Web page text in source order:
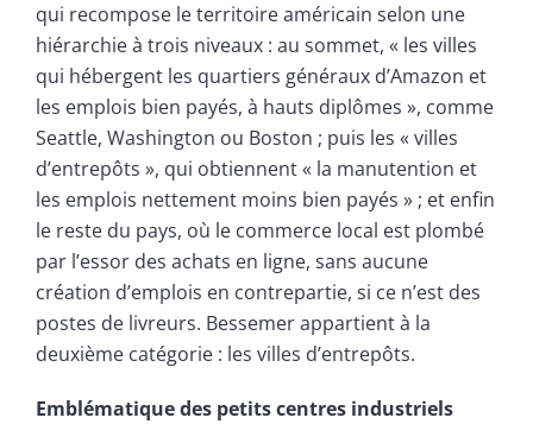
qui recompose le territoire américain selon une
hiérarchie à trois niveaux : au sommet, « les villes
qui hébergent les quartiers généraux d’Amazon et
les emplois bien payés, à hauts diplômes », comme
Seattle, Washington ou Boston ; puis les « villes
d’entrepôts », qui obtiennent « la manutention et
les emplois nettement moins bien payés » ; et enfin
le reste du pays, où le commerce local est plombé
par l’essor des achats en ligne, sans aucune
création d’emplois en contrepartie, si ce n’est des
postes de livreurs. Bessemer appartient à la
deuxième catégorie : les villes d’entrepôts.
Emblématique des petits centres industriels